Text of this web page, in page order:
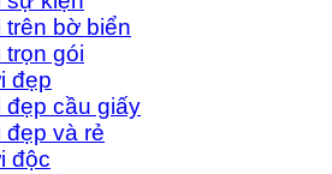
bờ biển
gói
đẹp
cầu giấy
và rẻ
độc